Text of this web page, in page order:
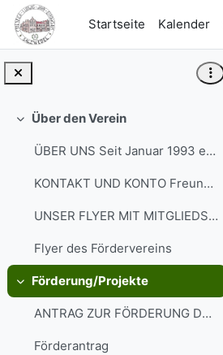
Zum Hauptinhalt
Startseite
Kalender
Einklappen
Über den Verein
ÜBER UNS Seit Januar 1993 existiert der Verein „Fr...
KONTAKT UND KONTO Freunde und Förderer des Jahn-Gy...
UNSER FLYER MIT MITGLIEDSANTRAG (2023) Die wichtig...
Flyer des Fördervereins
Einklappen
Förderung/Projekte
ANTRAG ZUR FÖRDERUNG Der Schulförderverein Freunde...
Förderantrag